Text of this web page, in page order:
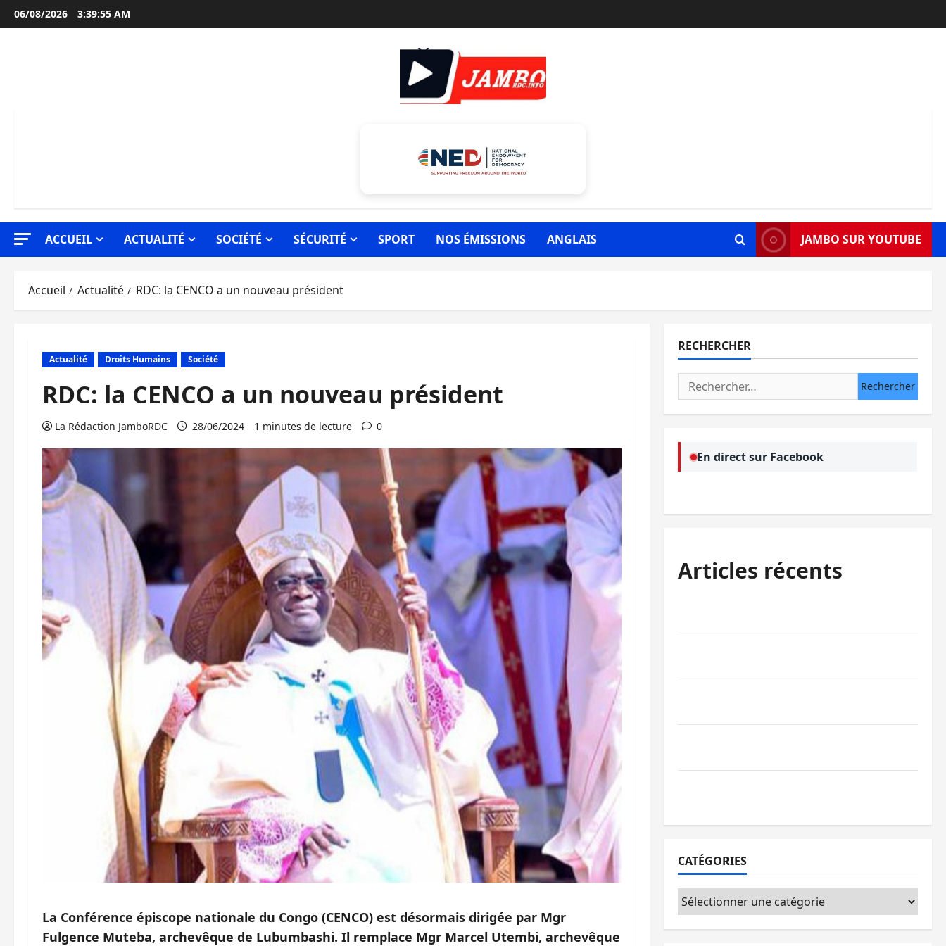
Aller
au
06/08/2026 3:39:56 AM
ACCUEIL ACTUALITÉ SOCIÉTÉ SÉCURITÉ SPORT NOS ÉMISSIONS ANGLAIS JAMBO SUR YOUTUBE
Accueil Actualité RDC: la CENCO a un nouveau président
Actualité Droits Humains Société
RDC: la CENCO a un nouveau président
La Rédaction JamboRDC 28/06/2024 1 minutes de lecture 0
La Conférence épiscope nationale du Congo (CENCO) est désormais dirigée par Mgr
Fulgence Muteba, archevêque de Lubumbashi. Il remplace Mgr Marcel Utembi, archevêque
RECHERCHER
Rechercher :
En direct sur Facebook
Articles récents
CATÉGORIES
Catégories